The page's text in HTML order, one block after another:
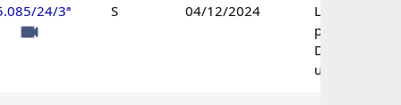
24/3ª S 04/12/2024
Lançamento
procedente.
Decisão
unânime.